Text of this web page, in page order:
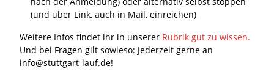
(und über Link, auch in Mail, einreichen)
Weitere Infos findet ihr in unserer Rubrik gut zu wissen.
Und bei Fragen gilt sowieso: Jederzeit gerne an
info@stuttgart-lauf.de!